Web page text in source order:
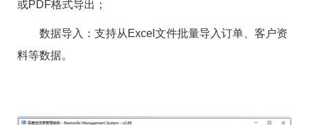
或PDF格式导出； ‌
‌数据导入‌：支持从Excel文件批量导入订单、客户资
料等数据。 ‌